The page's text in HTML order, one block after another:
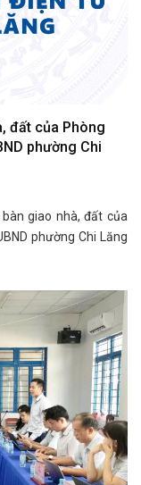
đất của Phòng
phường Chi
giao nhà, đất của
phường Chi Lăng